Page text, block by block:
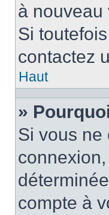
à nouveau
Si
contactez
Haut
»
Si vous ne
compte à